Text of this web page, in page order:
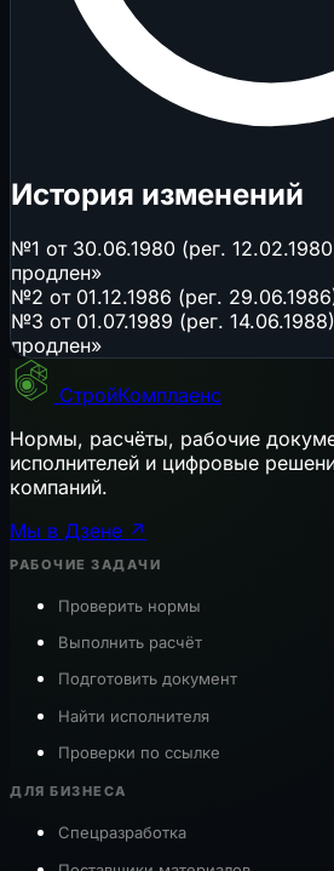
История изменений
№1 от 30.06.1980 (рег.
продлен»
№2 от 01.12.1986 (рег.
№3 от 01.07.1989 (рег.
продлен»
СтройКомплаенс
Нормы, расчёты, рабочие
исполнителей и цифровые
компаний.
Мы в Дзене ↗
РАБОЧИЕ ЗАДАЧИ
Проверить нормы
Выполнить расчёт
Подготовить документ
Найти исполнителя
Проверки по ссылке
ДЛЯ БИЗНЕСА
Спецразработка